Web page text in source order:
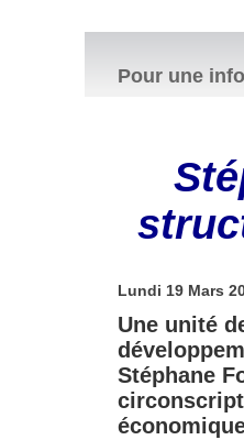
Pour une
Lundi 19 Mars
Une unité
Stéphane